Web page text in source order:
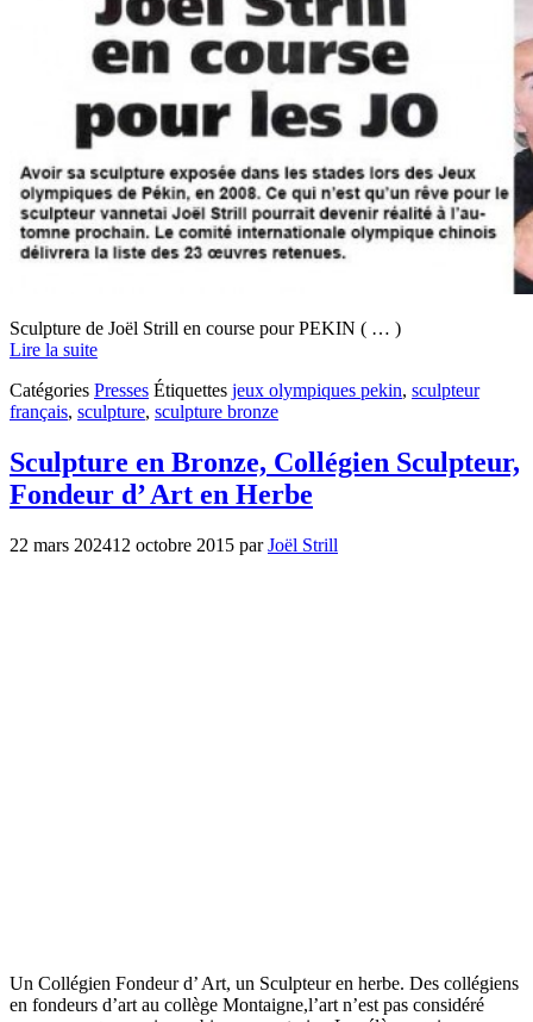
Sculpture de Joël Strill en course pour PEKIN ( … )
Lire la suite
Catégories Presses Étiquettes jeux olympiques pekin, sculpteur
français, sculpture, sculpture bronze
Sculpture en Bronze, Collégien Sculpteur,
Fondeur d’ Art en Herbe
22 mars 202412 octobre 2015 parJoël Strill
Un Collégien Fondeur d’ Art, un Sculpteur en herbe. Des collégiens
en fondeurs d’art au collège Montaigne,l’art n’est pas considéré